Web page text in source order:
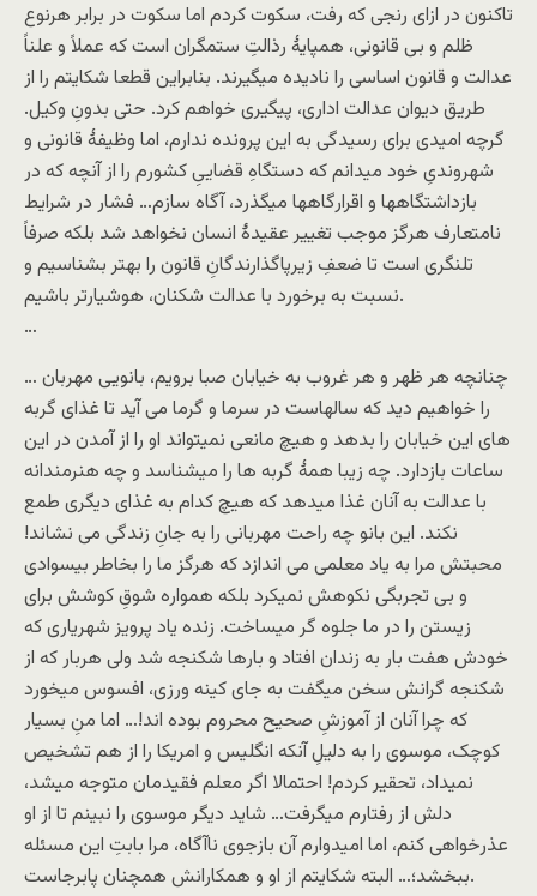
تاکنون در ازای رنجی که رفت، سکوت کردم اما سکوت در برابر هرنوع
ظلم و بی قانونی، همپایۀ رذالتِ ستمگران است که عملاً و علناً
عدالت و قانون اساسی را نادیده میگیرند. بنابراین قطعا شکایتم را از
طریق دیوان عدالت اداری، پیگیری خواهم کرد. حتی بدونِ وکیل.
گرچه امیدی برای رسیدگی به این پرونده ندارم، اما وظیفۀ قانونی و
شهروندیِ خود میدانم که دستگاهِ قضاییِ کشورم را از آنچه که در
بازداشتگاهها و اقرارگاهها میگذرد، آگاه سازم… فشار در شرایط
نامتعارف هرگز موجب تغییر عقیدۀ انسان نخواهد شد بلکه صرفاً
تلنگری است تا ضعفِ زیرپاگذارندگانِ قانون را بهتر بشناسیم و
نسبت به برخورد با عدالت شکنان، هوشیارتر باشیم.
…
… چنانچه هر ظهر و هر غروب به خیابان صبا برویم، بانویی مهربان
را خواهیم دید که سالهاست در سرما و گرما می آید تا غذای گربه
های این خیابان را بدهد و هیچ مانعی نمیتواند او را از آمدن در این
ساعات بازدارد. چه زیبا همۀ گربه ها را میشناسد و چه هنرمندانه
با عدالت به آنان غذا میدهد که هیچ کدام به غذای دیگری طمع
نکند. این بانو چه راحت مهربانی را به جانِ زندگی می نشاند!
محبتش مرا به یاد معلمی می اندازد که هرگز ما را بخاطر بیسوادی
و بی تجربگی نکوهش نمیکرد بلکه همواره شوقِ کوشش برای
زیستن را در ما جلوه گر میساخت. زنده یاد پرویز شهریاری که
خودش هفت بار به زندان افتاد و بارها شکنجه شد ولی هربار که از
شکنجه گرانش سخن میگفت به جای کینه ورزی، افسوس میخورد
که چرا آنان از آموزشِ صحیح محروم بوده اند!… اما منِ بسیار
کوچک، موسوی را به دلیلِ آنکه انگلیس و امریکا را از هم تشخیص
نمیداد، تحقیر کردم! احتمالا اگر معلم فقیدمان متوجه میشد،
دلش از رفتارم میگرفت… شاید دیگر موسوی را نبینم تا از او
عذرخواهی کنم، اما امیدوارم آن بازجوی ناآگاه، مرا بابتِ این مسئله
ببخشد؛… البته شکایتم از او و همکارانش همچنان پابرجاست.